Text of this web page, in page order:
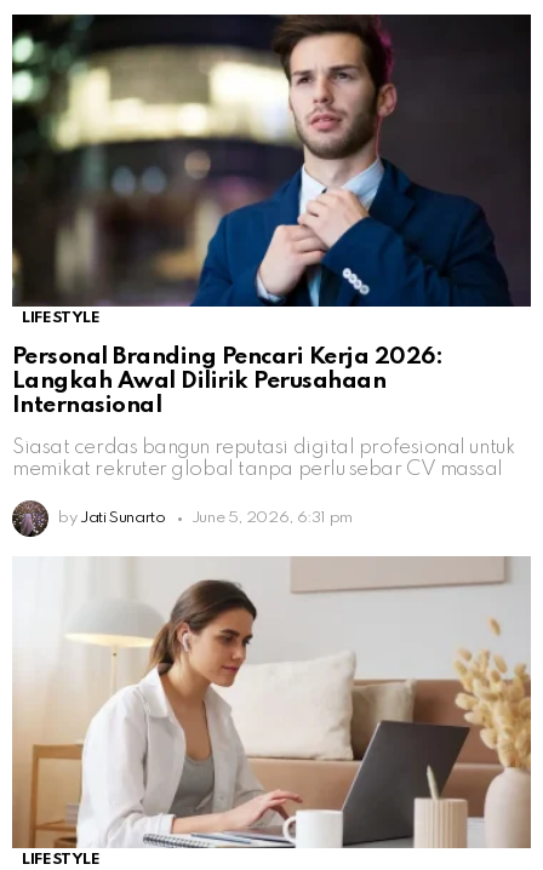
LIFESTYLE
Personal Branding Pencari Kerja 2026:
Langkah Awal Dilirik Perusahaan
Internasional
Siasat cerdas bangun reputasi digital profesional untuk
memikat rekruter global tanpa perlu sebar CV massal
by Jati Sunarto June 5, 2026, 6:31 pm
LIFESTYLE